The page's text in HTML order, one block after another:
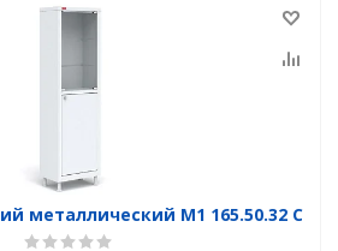
металлический М1 165.50.32 C